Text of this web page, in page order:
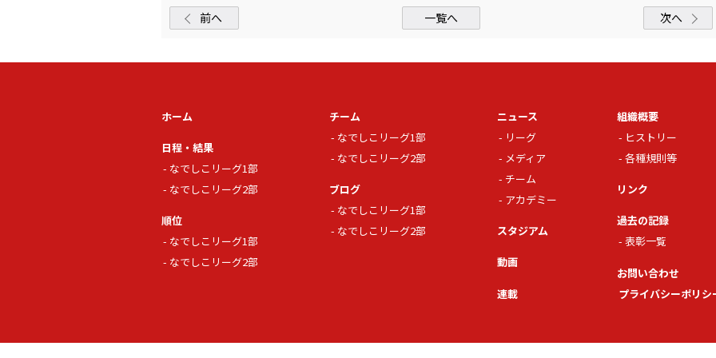
前へ 一覧へ 次へ
ホーム
日程・結果
なでしこリーグ1部
なでしこリーグ2部
順位
なでしこリーグ1部
なでしこリーグ2部
チーム
なでしこリーグ1部
なでしこリーグ2部
ブログ
なでしこリーグ1部
なでしこリーグ2部
ニュース
リーグ
メディア
チーム
アカデミー
スタジアム
動画
連載
組織概要
ヒストリー
各種規則等
リンク
過去の記録
表彰一覧
お問い合わせ
プライバシーポリシ